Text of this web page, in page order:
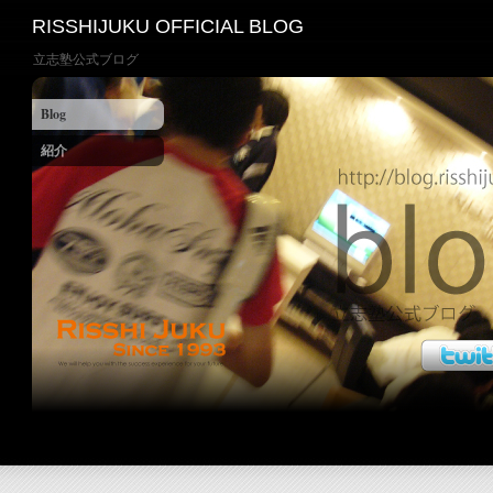
RISSHIJUKU OFFICIAL BLOG
立志塾公式ブログ
Blog
紹介